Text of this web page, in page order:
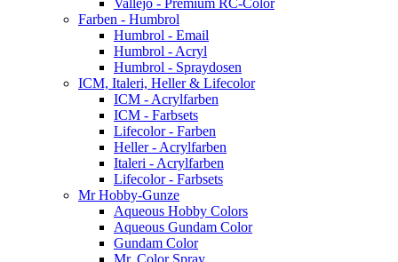
Vallejo - Premium RC-Color
Farben - Humbrol
Humbrol - Email
Humbrol - Acryl
Humbrol - Spraydosen
ICM, Italeri, Heller & Lifecolor
ICM - Acrylfarben
ICM - Farbsets
Lifecolor - Farben
Heller - Acrylfarben
Italeri - Acrylfarben
Lifecolor - Farbsets
Mr Hobby-Gunze
Aqueous Hobby Colors
Aqueous Gundam Color
Gundam Color
Mr. Color Spray